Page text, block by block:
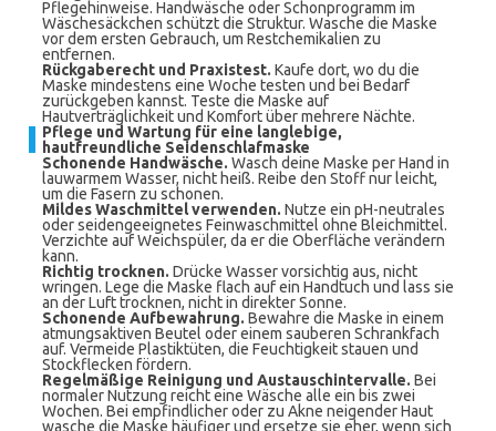
Pflegehinweise. Handwäsche oder Schonprogramm im
Wäschesäckchen schützt die Struktur. Wasche die Maske
vor dem ersten Gebrauch, um Restchemikalien zu
entfernen.
Rückgaberecht und Praxistest. Kaufe dort, wo du die
Maske mindestens eine Woche testen und bei Bedarf
zurückgeben kannst. Teste die Maske auf
Hautverträglichkeit und Komfort über mehrere Nächte.
Pflege und Wartung für eine langlebige,
hautfreundliche Seidenschlafmaske
Schonende Handwäsche. Wasch deine Maske per Hand in
lauwarmem Wasser, nicht heiß. Reibe den Stoff nur leicht,
um die Fasern zu schonen.
Mildes Waschmittel verwenden. Nutze ein pH-neutrales
oder seidengeeignetes Feinwaschmittel ohne Bleichmittel.
Verzichte auf Weichspüler, da er die Oberfläche verändern
kann.
Richtig trocknen. Drücke Wasser vorsichtig aus, nicht
wringen. Lege die Maske flach auf ein Handtuch und lass sie
an der Luft trocknen, nicht in direkter Sonne.
Schonende Aufbewahrung. Bewahre die Maske in einem
atmungsaktiven Beutel oder einem sauberen Schrankfach
auf. Vermeide Plastiktüten, die Feuchtigkeit stauen und
Stockflecken fördern.
Regelmäßige Reinigung und Austauschintervalle. Bei
normaler Nutzung reicht eine Wäsche alle ein bis zwei
Wochen. Bei empfindlicher oder zu Akne neigender Haut
wasche die Maske häufiger und ersetze sie eher, wenn sich